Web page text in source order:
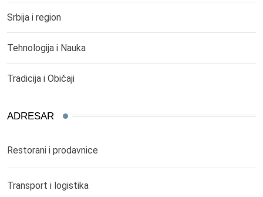
Srbija i region
Tehnologija i Nauka
Tradicija i Običaji
ADRESAR
Restorani i prodavnice
Transport i logistika